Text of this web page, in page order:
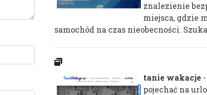
znalezienie
miejsca, gdzie
samochód na czas nieobecności.
tanie wakacje
pojechać na